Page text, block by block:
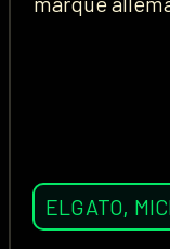
ELGATO,